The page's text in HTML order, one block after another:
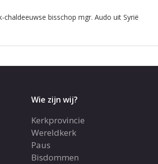
chaldeeuwse bisschop mgr. Audo uit Syrië
Wie zijn wij?
Kerkprovincie
Wereldkerk
Paus
Bisdommen